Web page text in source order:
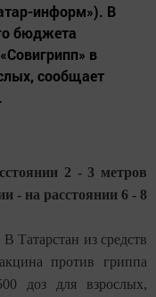
информ»). В
бюджета
в
сообщает
2 - 3 метров
- на расстоянии 6 - 8
Татарстан из средств
против гриппа
доз для взрослых,